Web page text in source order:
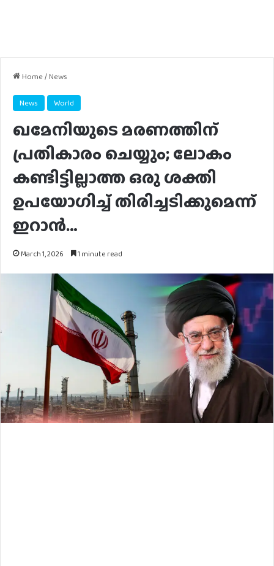
Home/News
News World
ഖമേനിയുടെ മരണത്തിന്
പ്രതികാരം ചെയ്യും; ലോകം
കണ്ടിട്ടില്ലാത്ത ഒരു ശക്തി
ഉപയോഗിച്ച് തിരിച്ചടിക്കുമെന്ന്
ഇറാൻ…
March 1, 2026 1 minute read